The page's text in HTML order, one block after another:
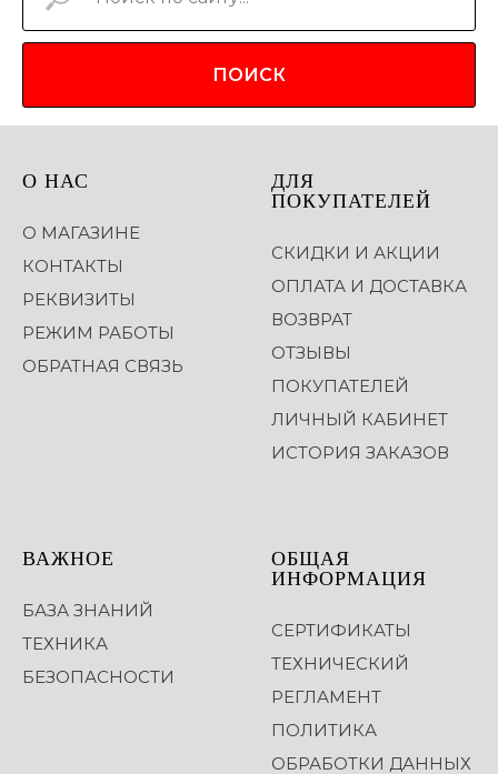
ПОИСК
О НАС
О МАГАЗИНЕ
КОНТАКТЫ
РЕКВИЗИТЫ
РЕЖИМ РАБОТЫ
ОБРАТНАЯ СВЯЗЬ
ДЛЯ
ПОКУПАТЕЛЕЙ
СКИДКИ И АКЦИИ
ОПЛАТА И ДОСТАВКА
ВОЗВРАТ
ОТЗЫВЫ
ПОКУПАТЕЛЕЙ
ЛИЧНЫЙ КАБИНЕТ
ИСТОРИЯ ЗАКАЗОВ
ВАЖНОЕ
БАЗА ЗНАНИЙ
ТЕХНИКА
БЕЗОПАСНОСТИ
ОБЩАЯ
ИНФОРМАЦИЯ
СЕРТИФИКАТЫ
ТЕХНИЧЕСКИЙ
РЕГЛАМЕНТ
ПОЛИТИКА
ОБРАБОТКИ ДАННЫХ